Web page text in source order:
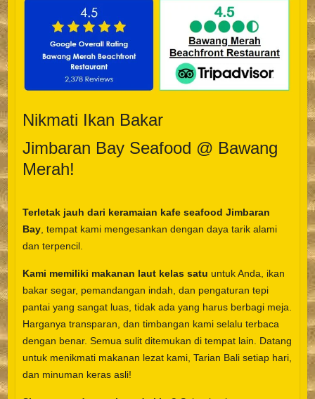
Nikmati Ikan Bakar
Jimbaran Bay Seafood @ Bawang
Merah!
Terletak jauh dari keramaian kafe seafood Jimbaran
Bay, tempat kami mengesankan dengan daya tarik alami
dan terpencil.
Kami memiliki makanan laut kelas satu untuk Anda, ikan
bakar segar, pemandangan indah, dan pengaturan tepi
pantai yang sangat luas, tidak ada yang harus berbagi meja.
Harganya transparan, dan timbangan kami selalu terbaca
dengan benar. Semua sulit ditemukan di tempat lain. Datang
untuk menikmati makanan lezat kami, Tarian Bali setiap hari,
dan minuman keras asli!